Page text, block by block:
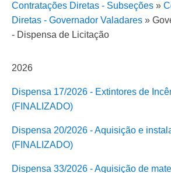
Contratações Diretas - Subseções »
Diretas - Governador Valadares »
- Dispensa de Licitação
2026
Dispensa 17/2026 - Extintores de
(FINALIZADO)
Dispensa 20/2026 - Aquisição e
(FINALIZADO)
Dispensa 33/2026 - Aquisição de